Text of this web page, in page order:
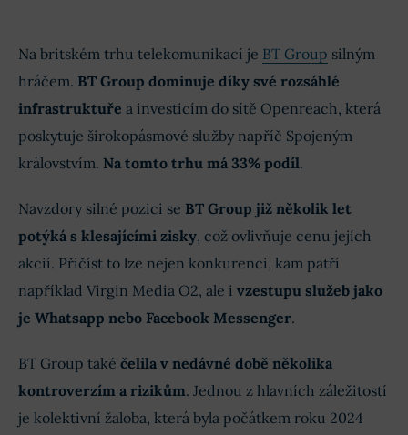
Na britském trhu telekomunikací je BT Group silným
hráčem. BT Group dominuje díky své rozsáhlé
infrastruktuře a investicím do sítě Openreach, která
poskytuje širokopásmové služby napříč Spojeným
královstvím. Na tomto trhu má 33% podíl.
Navzdory silné pozici se BT Group již několik let
potýká s klesajícími zisky, což ovlivňuje cenu jejích
akcií. Přičíst to lze nejen konkurenci, kam patří
například Virgin Media O2, ale i vzestupu služeb jako
je Whatsapp nebo Facebook Messenger.
BT Group také čelila v nedávné době několika
kontroverzím a rizikům. Jednou z hlavních záležitostí
je kolektivní žaloba, která byla počátkem roku 2024